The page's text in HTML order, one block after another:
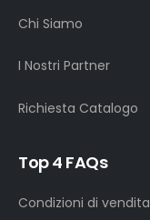
Chi Siamo
I Nostri Partner
Richiesta Catalogo
Top 4 FAQs
Condizioni di vendita